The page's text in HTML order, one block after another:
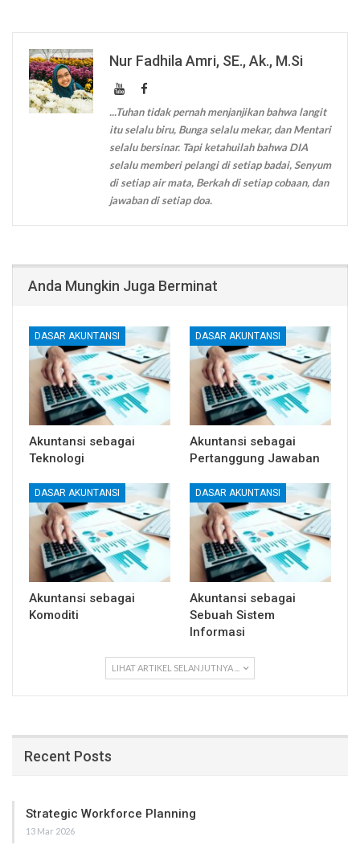
Nur Fadhila Amri, SE., Ak., M.Si
...Tuhan tidak pernah menjanjikan bahwa langit
itu selalu biru, Bunga selalu mekar, dan Mentari
selalu bersinar. Tapi ketahuilah bahwa DIA
selalu memberi pelangi di setiap badai, Senyum
di setiap air mata, Berkah di setiap cobaan, dan
jawaban di setiap doa.
Anda Mungkin Juga Berminat
DASAR AKUNTANSI
Akuntansi sebagai
Teknologi
DASAR AKUNTANSI
Akuntansi sebagai
Pertanggung Jawaban
DASAR AKUNTANSI
Akuntansi sebagai
Komoditi
DASAR AKUNTANSI
Akuntansi sebagai
Sebuah Sistem
Informasi
LIHAT ARTIKEL SELANJUTNYA ...
Recent Posts
Strategic Workforce Planning
13 Mar 2026